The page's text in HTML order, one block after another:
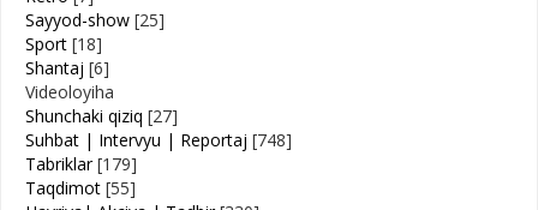
Sayyod-show [25]
Sport [18]
Shantaj [6]
Videoloyiha
Shunchaki qiziq [27]
Suhbat | Intervyu | Reportaj [748]
Tabriklar [179]
Taqdimot [55]